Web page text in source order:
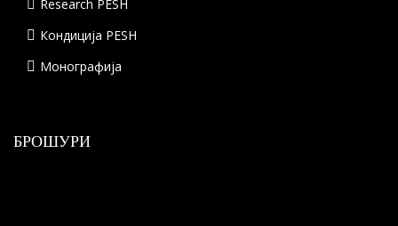
Research PESH
Кондиција PESH
Монографија
БРОШУРИ